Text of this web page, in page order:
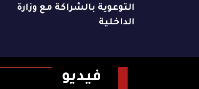
التوعوية بالشراكة مع وزارة
الداخلية
فيديو